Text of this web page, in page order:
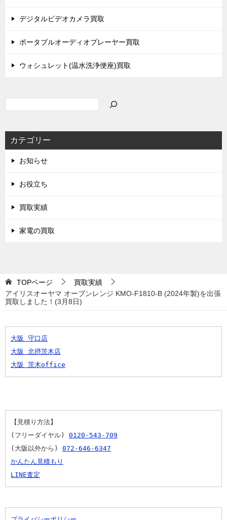
デジタルビデオカメラ買取
ポータブルオーディオプレーヤー買取
ウォシュレット(温水洗浄便座)買取
カテゴリー
お知らせ
お役立ち
買取実績
家電の買取
TOPページ
買取実績
アイリスオーヤマ オーブンレンジ KMO-F1810-B (2024年製)を出張
買取しました！(3月8日)
大阪 守口店
大阪 北摂茨木店
大阪 茨木office
【見積り方法】
(フリーダイヤル) 0120-543-709
(大阪以外から) 072-646-6347
かんたん見積もり
LINE査定